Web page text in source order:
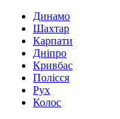
Динамо
Шахтар
Карпати
Дніпро
Кривбас
Полісся
Рух
Колос